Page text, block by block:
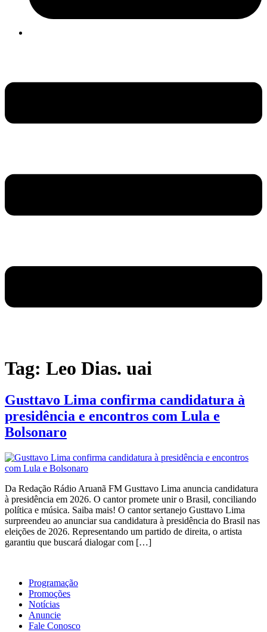
Tag: Leo Dias. uai
Gusttavo Lima confirma candidatura à
presidência e encontros com Lula e
Bolsonaro
Da Redação Rádio Aruanã FM Gusttavo Lima anuncia candidatura
à presidência em 2026. O cantor promete unir o Brasil, conciliando
política e música. Saiba mais! O cantor sertanejo Gusttavo Lima
surpreendeu ao anunciar sua candidatura à presidência do Brasil nas
eleições de 2026. Representando um partido de direita, o artista
garantiu que buscará dialogar com […]
Programação
Promoções
Notícias
Anuncie
Fale Conosco